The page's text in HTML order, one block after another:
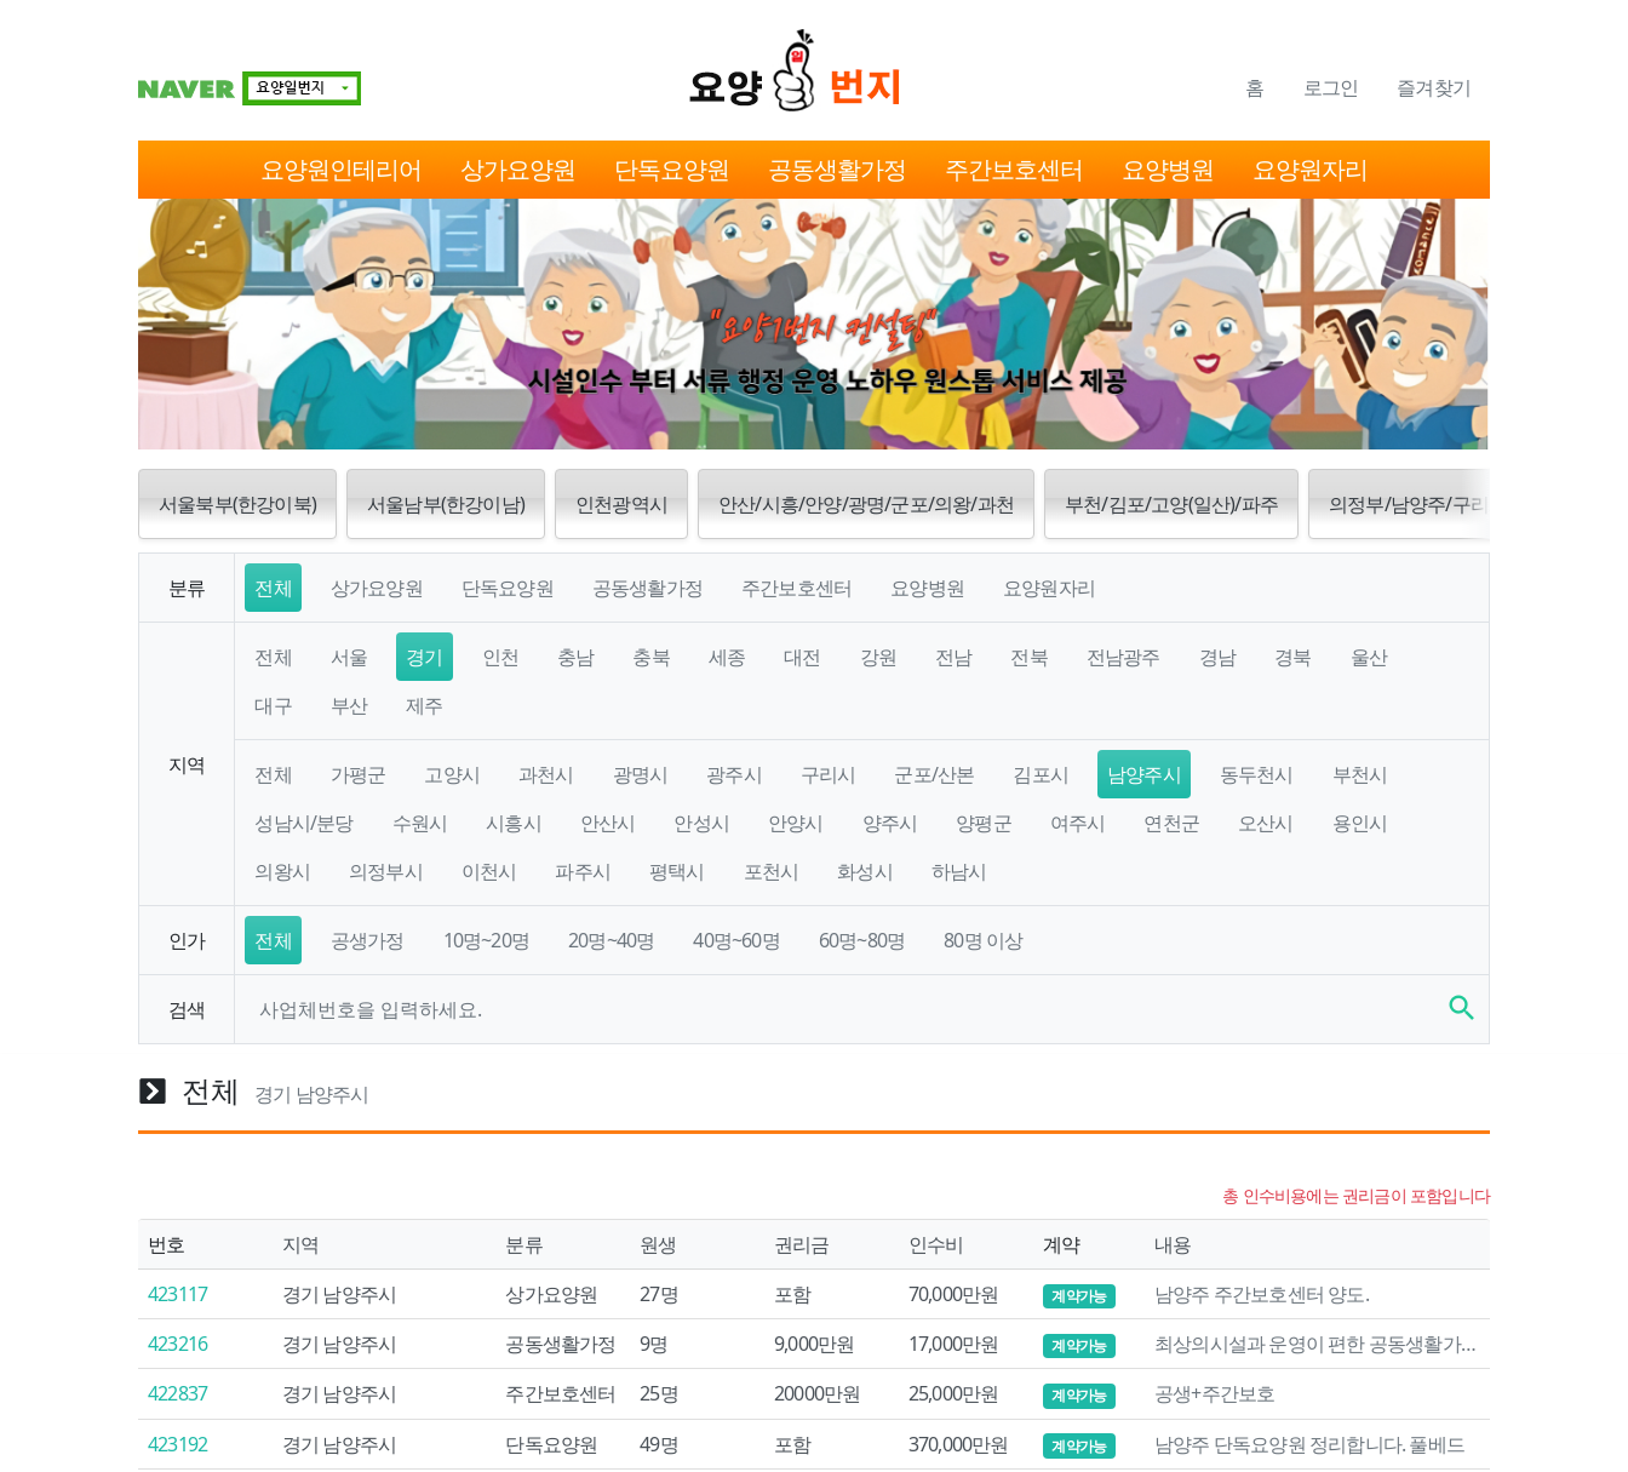
홈 로그인 즐겨찾기
요양원인테리어 상가요양원 단독요양원 공동생활가정 주간보호센터 요양병원 요양원자리
서울북부(한강이북) 서울남부(한강이남) 인천광역시 안산/시흥/안양/광명/군포/의왕/과천 부천/김포/고양(일산)/파주 의정부/남양주/구리/양주/동두천/포
분류 전체 상가요양원 단독요양원 공동생활가정 주간보호센터 요양병원 요양원자리
지역
전체 서울 경기 인천 충남 충북 세종 대전 강원 전남 전북 전남광주 경남 경북
울산
대구
부산 제주
전체 가평군 고양시 과천시 광명시 광주시 구리시 군포/산본 김포시 남양주시 동두천시
부천시
성남시/분당
수원시 시흥시 안산시 안성시 안양시 양주시 양평군 여주시 연천군 오산시
용인시
의왕시
의정부시 이천시 파주시 평택시 포천시 화성시 하남시
인가 전체 공생가정 10명~20명 20명~40명 40명~60명 60명~80명 80명 이상
검색 search
전체 경기 남양주시
총 인수비용에는 권리금이 포함입니다
번호 지역 분류 원생 권리금 인수비 계약
내용
423117
경기 남양주시 상가요양원 27명 포함 70,000만원 계약가능
남양주 주간보호센터 양도.
423216
경기 남양주시 공동생활가정 9명 9,000만원 17,000만원 계약가능
최상의시설과 운영이 편한 공동생활가정 양도합니다
422837
경기 남양주시 주간보호센터 25명 20000만원 25,000만원 계약가능
공생+주간보호
423192
경기 남양주시 단독요양원 49명 포함 370,000만원 계약가능
남양주 단독요양원 정리합니다. 풀베드